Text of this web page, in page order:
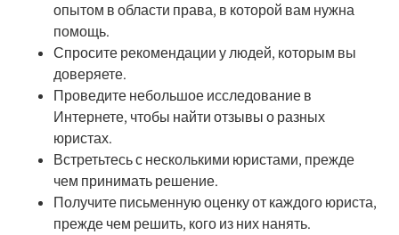
опытом в области права, в которой вам нужна
помощь.
Спросите рекомендации у людей, которым вы
доверяете.
Проведите небольшое исследование в
Интернете, чтобы найти отзывы о разных
юристах.
Встретьтесь с несколькими юристами, прежде
чем принимать решение.
Получите письменную оценку от каждого юриста,
прежде чем решить, кого из них нанять.